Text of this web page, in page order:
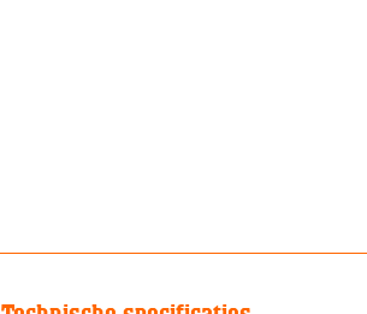
Technische specificaties